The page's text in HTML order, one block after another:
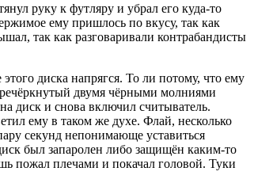
руку к футляру и убрал его куда-то
ему пришлось по вкусу, так как
так как разговаривали контрабандисты
диска напрягся. То ли потому, что ему
двумя чёрными молниями
диск и снова включил считыватель.
ему в таком же духе. Флай, несколько
секунд непонимающе уставиться
был запаролен либо защищён каким-то
пожал плечами и покачал головой. Туки